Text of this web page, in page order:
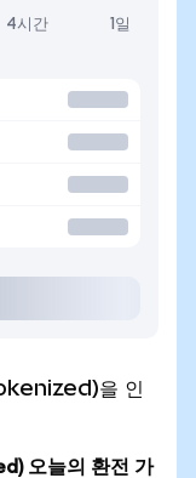
4시간 1일
을 인
오늘의 환전 가